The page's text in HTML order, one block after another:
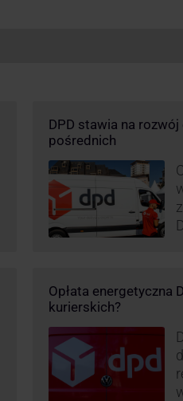
DPD stawia na
pośrednich
Opłata energetyczna
kurierskich?